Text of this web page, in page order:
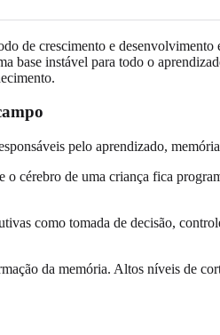
de crescimento e
base instável para todo o
pelo aprendizado,
cérebro de uma criança fica
como tomada de decisão,
da memória. Altos níveis de